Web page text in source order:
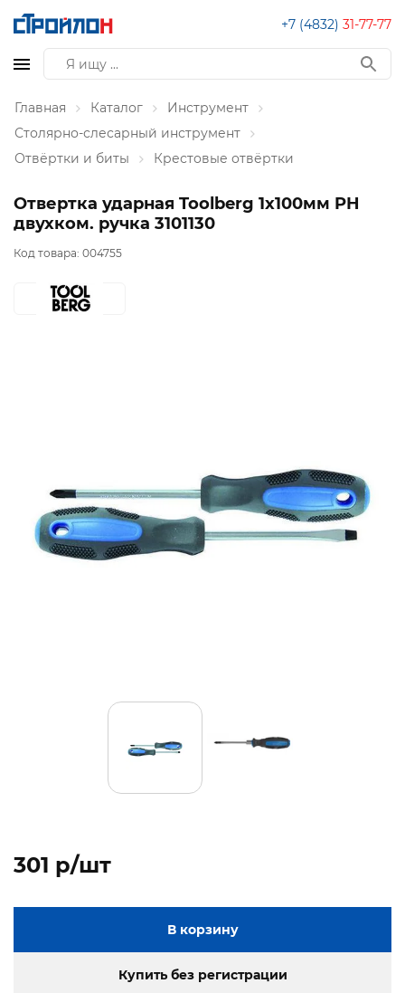
+7 (4832) 31-77-77
Главная Каталог
Инструмент
Столярно-слесарный инструмент
Отвёртки и биты
Крестовые отвёртки
Отвертка ударная Toolberg 1х100мм PH
двухком. ручка 3101130
Код товара: 004755
301 p/шт
В корзину
Купить без регистрации